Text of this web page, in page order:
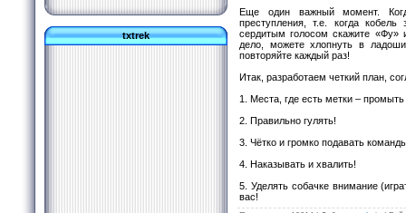
txtrek
Еще один важный момент.
преступления, т.е. когда
сердитым голосом скажите «Фу»
дело, можете хлопнуть в
повторяйте каждый раз!
Итак, разработаем четкий план,
1. Места, где есть метки – промыть
2. Правильно гулять!
3. Чётко и громко подавать
4. Наказывать и хвалить!
5. Уделять собачке внимание
вас!